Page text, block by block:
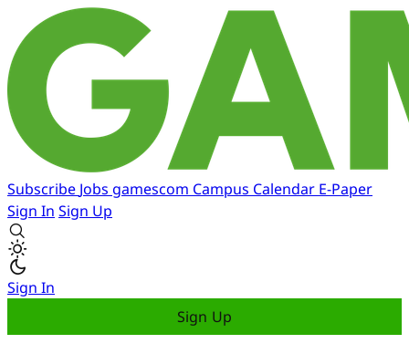
Subscribe Jobs gamescom Campus Calendar E-Paper
Sign In Sign Up
Sign In
Sign Up